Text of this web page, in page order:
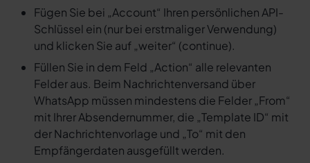
Fügen Sie bei „Account“ Ihren persönlichen API-
Schlüssel ein (nur bei erstmaliger Verwendung)
und klicken Sie auf „weiter“ (continue).
Füllen Sie in dem Feld „Action“ alle relevanten
Felder aus. Beim Nachrichtenversand über
WhatsApp müssen mindestens die Felder „From“
mit Ihrer Absendernummer, die „Template ID“ mit
der Nachrichtenvorlage und „To“ mit den
Empfängerdaten ausgefüllt werden.